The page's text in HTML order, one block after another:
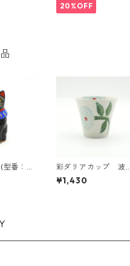
20%OFF
番：g
彩ダリアカップ 波佐
見焼【日本製】
¥1,430